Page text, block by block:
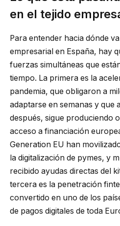
en el tejido
Para entender hacia dónde
empresarial en España, hay
fuerzas simultáneas que
tiempo. La primera es la
pandemia, que obligaron a
adaptarse en semanas y que
después, sigue produciendo
acceso a financiación
Generation EU han
la digitalización de pymes, y
recibido ayudas directas del
tercera es la penetración
convertido en uno de los
de pagos digitales de toda